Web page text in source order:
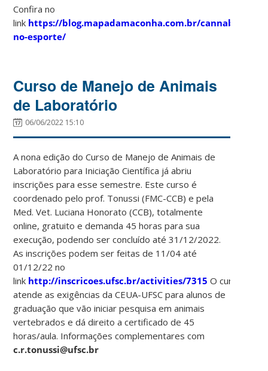
Confira no
link https://blog.mapadamaconha.com.br/cannabis-
no-esporte/
Curso de Manejo de Animais
de Laboratório
06/06/2022 15:10
A nona edição do Curso de Manejo de Animais de
Laboratório para Iniciação Científica já abriu
inscrições para esse semestre. Este curso é
coordenado pelo prof. Tonussi (FMC-CCB) e pela
Med. Vet. Luciana Honorato (CCB), totalmente
online, gratuito e demanda 45 horas para sua
execução, podendo ser concluído até 31/12/2022.
As inscrições podem ser feitas de 11/04 até
01/12/22 no
link http://inscricoes.ufsc.br/activities/7315 O curso
atende as exigências da CEUA-UFSC para alunos de
graduação que vão iniciar pesquisa em animais
vertebrados e dá direito a certificado de 45
horas/aula. Informações complementares com
c.r.tonussi@ufsc.br